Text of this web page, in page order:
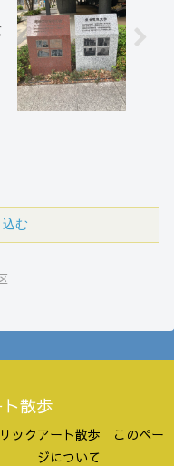
む
散歩
ックアート散歩 このペー
ジについて